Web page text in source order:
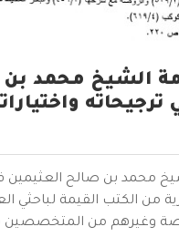
الشيخ محمد
محمد بن صالح العثيمين
من الكتب القيمة لباحثي
وغيرهم من المتخصصين